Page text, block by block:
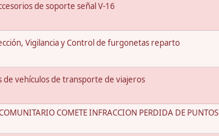
de soporte señal V-16
Vigilancia y Control de furgonetas reparto
de vehículos de transporte de viajeros
COMETE INFRACCION PERDIDA DE PUNTOS